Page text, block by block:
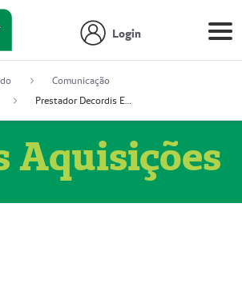
Login
Comunicação
Prestador Decordis Exames Cardiológicos LTDA (51004346-0)
Aquisições